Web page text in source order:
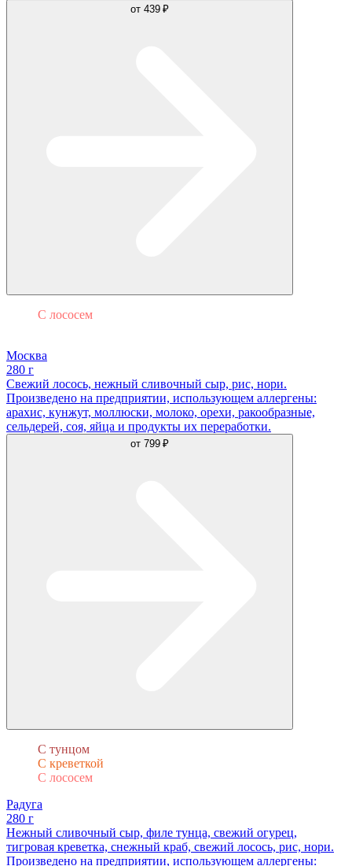
от 439 ₽
С лососем
Москва
280 г
Свежий лосось, нежный сливочный сыр, рис, нори.
Произведено на предприятии, использующем аллергены:
арахис, кунжут, моллюски, молоко, орехи, ракообразные,
сельдерей, соя, яйца и продукты их переработки.
от 799 ₽
С тунцом
С креветкой
С лососем
Радуга
280 г
Нежный сливочный сыр, филе тунца, свежий огурец,
тигровая креветка, снежный краб, свежий лосось, рис, нори.
Произведено на предприятии, использующем аллергены: